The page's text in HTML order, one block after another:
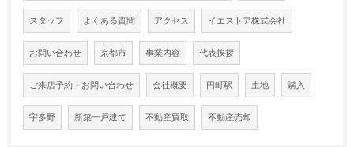
スタッフ よくある質問 アクセス イエストア株式会社
お問い合わせ 京都市 事業内容 代表挨拶
ご来店予約・お問い合わせ 会社概要 円町駅 土地 購入
宇多野 新築一戸建て 不動産買取 不動産売却